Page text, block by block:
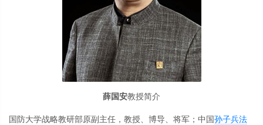
薛国安教授简介
国防大学战略教研部原副主任，教授、博导、将军；中国孙子兵法